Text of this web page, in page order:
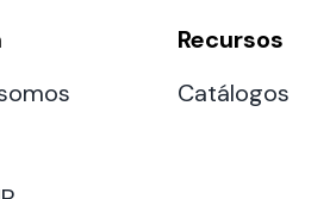
Recursos
Catálogos